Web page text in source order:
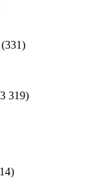
(331)
319)